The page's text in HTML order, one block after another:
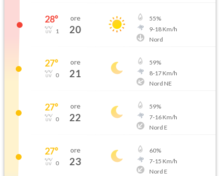
28°
1
ore
20
55%
9-18Km/h
Nord
27°
0
ore
21
59%
8-17Km/h
Nord NE
27°
0
ore
22
59%
7-16Km/h
Nord E
27°
0
ore
23
60%
7-15 Km/h
Nord E